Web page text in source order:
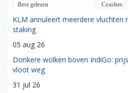
Best gelezen Crashes
KLM annuleert meerdere vluchten
staking
05 aug 26
Donkere wolken boven IndiGo:
vloot weg
31 jul 26